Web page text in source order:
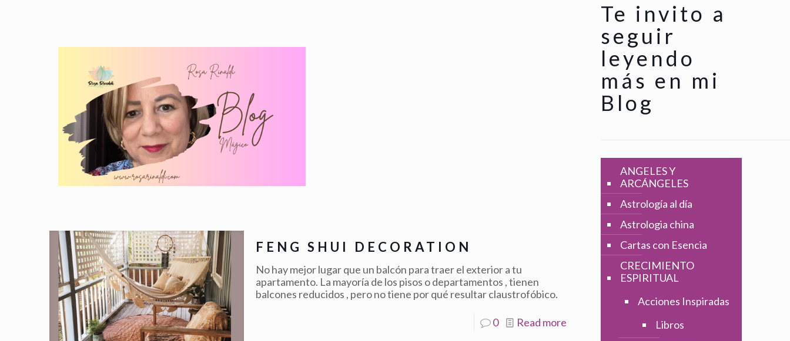
FENG SHUI DECORATION
No hay mejor lugar que un balcón para traer el exterior a tu
apartamento. La mayoría de los pisos o departamentos , tienen
balcones reducidos , pero no tiene por qué resultar claustrofóbico.
0 Read more
Te invito a
seguir
leyendo
más en mi
Blog
ANGELES Y
ARCÁNGELES
Astrología al día
Astrologia china
Cartas con Esencia
CRECIMIENTO
ESPIRITUAL
Acciones Inspiradas
Libros